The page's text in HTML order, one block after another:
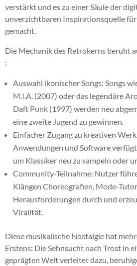
verstärkt und es zu einer Säule der
unverzichtbaren Inspirationsquelle
gemacht.
Die Mechanik des Retrokerns beruht
:
Auswahl ikonischer Songs: Songs
M.I.A. (2007) oder das legendäre
Daft Punk (1997) werden neu
eine zweite Jugend zu gewinnen.
Einfacher Zugang zu kreativen
Anwendungen und Software
um Klassiker neu zu sampeln oder
Community-Teilnahme: Nutzer
Klängen Choreografien, Mode-
Herausforderungen durch und
Viralität.
Diese musikalische Nostalgie hat
Erstens: Die Sehnsucht nach Trost in
geprägten Welt verleitet dazu,